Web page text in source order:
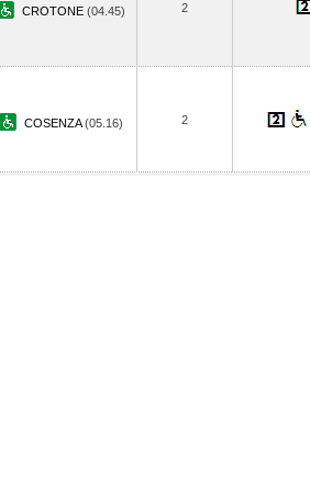
CROTONE (04.45) 2
COSENZA(05.16) 2